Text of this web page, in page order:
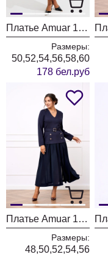
Платье Amuar 1044-1
Размеры:
50,52,54,56,58,60
178 бел.руб
Платье Amuar 1099
Размеры:
48,50,52,54,56